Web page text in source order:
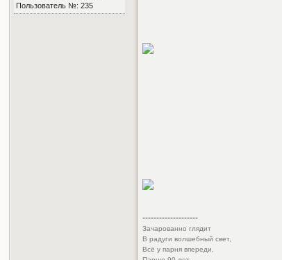
Пользователь №: 235
--------------------
Зачарованно глядит
В радуги волшебный свет,
Всё у парня впереди,